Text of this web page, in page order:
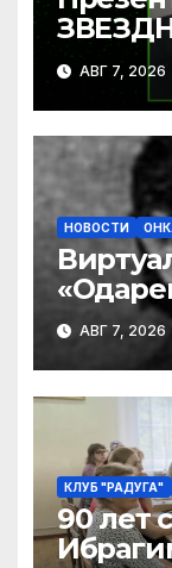
летию
АВГ 7, 2026
НОВОСТИ
90-АВГ 7, 2026
КЛУБ "РАДУГА"
90 лет